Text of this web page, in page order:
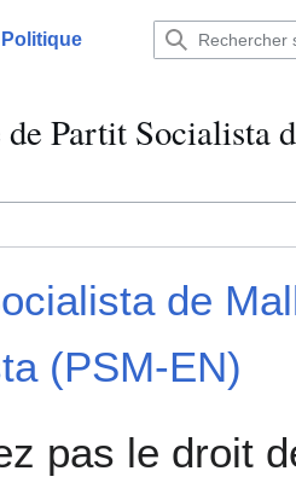
Partit Socialista
de
(PSM-EN)
pas le droit